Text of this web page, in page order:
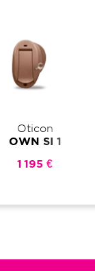
Oticon
OWN SI 1
1 195 €